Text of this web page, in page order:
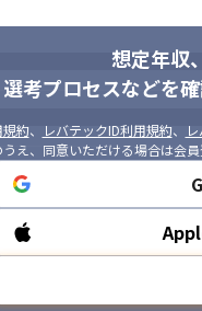
想定年収
選考プロセスなどを
約、 レバテックID利用規約、
え、同意いただける場合は会員